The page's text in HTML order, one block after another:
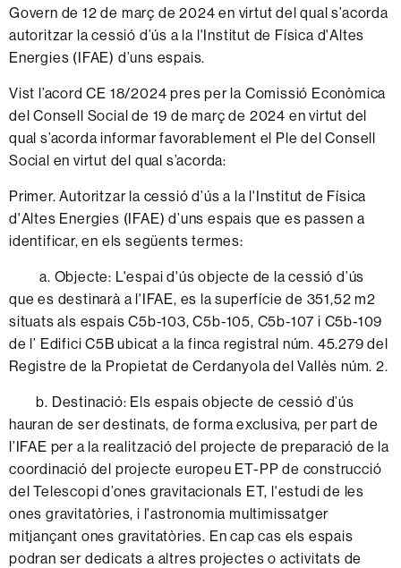
Govern de 12 de març de 2024 en virtut del qual s’acorda
autoritzar la cessió d’ús a la l'Institut de Física d'Altes
Energies (IFAE) d’uns espais.
Vist l’acord CE 18/2024 pres per la Comissió Econòmica
del Consell Social de 19 de març de 2024 en virtut del
qual s’acorda informar favorablement el Ple del Consell
Social en virtut del qual s’acorda:
Primer. Autoritzar la cessió d’ús a la l'Institut de Física
d'Altes Energies (IFAE) d’uns espais que es passen a
identificar, en els següents termes:
a. Objecte: L'espai d'ús objecte de la cessió d’ús
que es destinarà a l'IFAE, es la superfície de 351,52 m2
situats als espais C5b-103, C5b-105, C5b-107 i C5b-109
de l’ Edifici C5B ubicat a la finca registral núm. 45.279 del
Registre de la Propietat de Cerdanyola del Vallès núm. 2.
b. Destinació: Els espais objecte de cessió d’ús
hauran de ser destinats, de forma exclusiva, per part de
l’IFAE per a la realització del projecte de preparació de la
coordinació del projecte europeu ET-PP de construcció
del Telescopi d’ones gravitacionals ET, l'estudi de les
ones gravitatòries, i l'astronomia multimissatger
mitjançant ones gravitatòries. En cap cas els espais
podran ser dedicats a altres projectes o activitats de